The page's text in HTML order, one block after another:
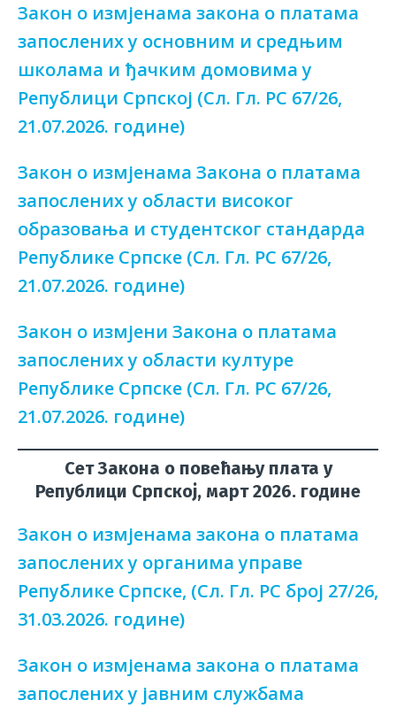
Закон о измјенама закона о платама
запослених у основним и средњим
школама и ђачким домовима у
Републици Српској (Сл. Гл. РС 67/26,
21.07.2026. године)
Закон о измјенама Закона о платама
запослених у области високог
образовања и студентског стандарда
Републике Српске (Сл. Гл. РС 67/26,
21.07.2026. године)
Закон о измјени Закона о платама
запослених у области културе
Републике Српске (Сл. Гл. РС 67/26,
21.07.2026. године)
Сет Закона о повећању плата у
Републици Српској, март 2026. године
Закон о измјенама закона о платама
запослених у органима управе
Републике Српске, (Сл. Гл. РС број 27/26,
31.03.2026. године)
Закон о измјенама закона о платама
запослених у јавним службама